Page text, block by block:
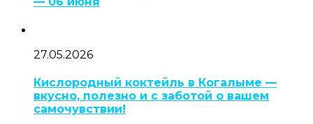
27.05.2026
Кислородный коктейль в Когалыме —
вкусно, полезно и с заботой о вашем
самочувствии!